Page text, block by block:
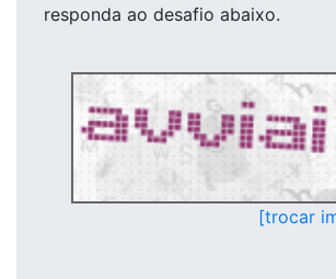
responda ao desafio abaixo.
[trocar